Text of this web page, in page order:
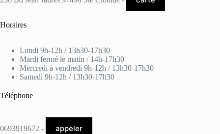
Horaires
Lundi 9h-12h / 13h30-17h30
Mardi fermé le matin / 14h-17h30
Mercredi à vendredi 9h-12h / 13h30-17h30
Samedi 9h-12h / 13h30-17h30
Téléphone
0693919672 - appeler